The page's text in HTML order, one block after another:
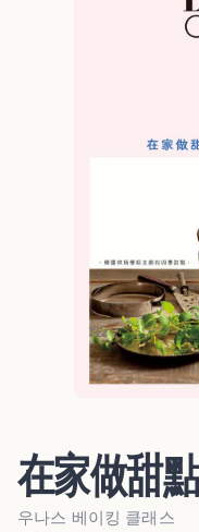
在家做甜
우나스 베이킹 클래스